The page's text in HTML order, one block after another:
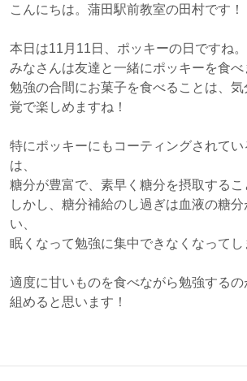
こんにちは。蒲田駅前教室の田村です！
本日は11月11日、ポッキーの日ですね。
みなさんは友達と一緒にポッキーを食べ
勉強の合間にお菓子を食べることは、
覚で楽しめますね！
特にポッキーにもコーティングされてい
は、
糖分が豊富で、素早く糖分を摂取するこ
しかし、糖分補給のし過ぎは血液の糖分
い、
眠くなって勉強に集中できなくなってし
適度に甘いものを食べながら勉強するの
組めると思います！